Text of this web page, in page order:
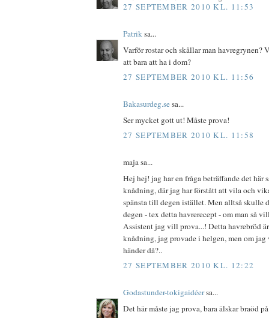
27 SEPTEMBER 2010 KL. 11:53
Patriksa...
Varför rostar och skållar man havregrynen?
att bara att ha i dom?
27 SEPTEMBER 2010 KL. 11:56
Bakasurdeg.sesa...
Ser mycket gott ut! Måste prova!
27 SEPTEMBER 2010 KL. 11:58
maja sa...
Hej hej! jag har en fråga beträffande det här
knådning, där jag har förstått att vila och
spänsta till degen istället. Men alltså skulle
degen - tex detta havrerecept - om man så
Assistent jag vill prova...! Detta havrebröd
knådning, jag provade i helgen, men om
händer då?..
27 SEPTEMBER 2010 KL. 12:22
Godastunder-tokigaidéersa...
Det här måste jag prova, bara älskar braöd